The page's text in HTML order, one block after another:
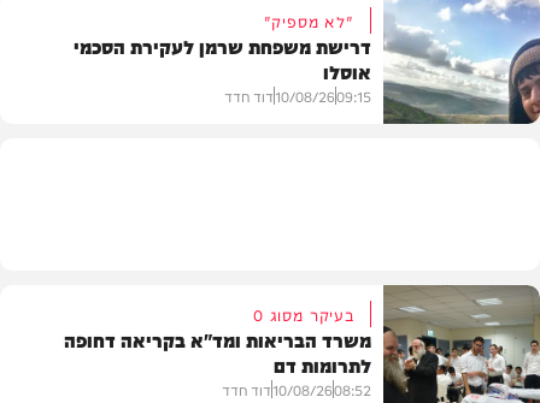
חדשות
"לא מספיק"
דרישת משפחת שרמן לעקירת הסכמי
אוסלו
09:15
10/08/26דוד חדד
בעיקר מסוג O
משרד הבריאות ומד"א בקריאה דחופה
לתרומות דם
08:52
10/08/26דוד חדד